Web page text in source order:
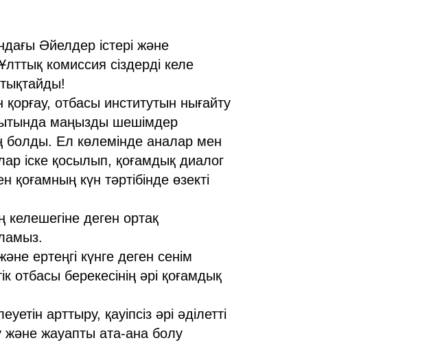
Әйелдер істері және
комиссия сіздерді келе
отбасы институтын нығайту
маңызды шешімдер
болды. Ел көлемінде аналар мен
іске қосылып, қоғамдық диалог
күн тәртібінде өзекті
деген ортақ
ертеңгі күнге деген сенім
отбасы берекесінің әрі қоғамдық
арттыру, қауіпсіз әрі әділетті
жауапты ата-ана болу